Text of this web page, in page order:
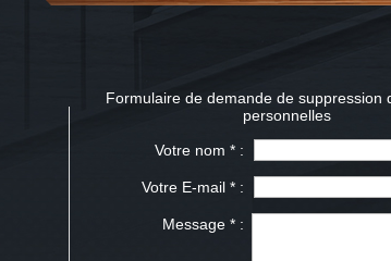
Formulaire de demande de suppression
personnelles
Votre nom * :
Votre E-mail * :
Message * :